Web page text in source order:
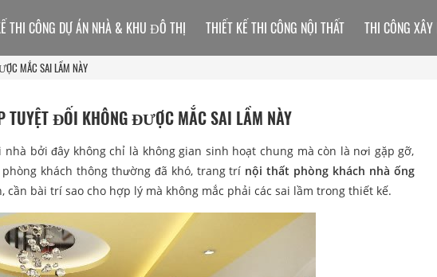
MẮC SAI LẦM NÀY
TUYỆT ĐỐI KHÔNG ĐƯỢC MẮC SAI LẦM NÀY
nhà bởi đây không chỉ là không gian sinh hoạt chung mà còn là nơi gặp gỡ,
khách thông thường đã khó, trang trí nội thất phòng khách nhà ống
bài trí sao cho hợp lý mà không mắc phải các sai lầm trong thiết kế.
THI CÔNG DỰ ÁN NHÀ & KHU ĐÔ THỊ THIẾT KẾ THI CÔNG NỘI THẤT THI CÔNG XÂY